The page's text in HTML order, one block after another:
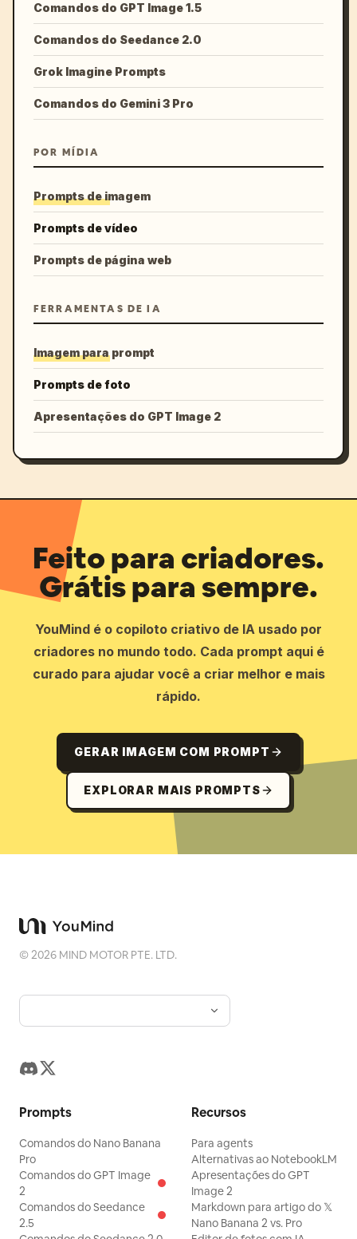
Comandos do GPT Image 1.5
Comandos do Seedance 2.0
Grok Imagine Prompts
Comandos do Gemini 3 Pro
POR MÍDIA
Prompts de imagem
Prompts de vídeo
Prompts de página web
FERRAMENTAS DE IA
Imagem para prompt
Prompts de foto
Apresentações do GPT Image 2
Feito para criadores.
Grátis para sempre.
YouMind é o copiloto criativo de IA usado por
criadores no mundo todo. Cada prompt aqui é
curado para ajudar você a criar melhor e mais
rápido.
GERAR IMAGEM COM PROMPT
EXPLORAR MAIS PROMPTS
©2026 MIND MOTOR PTE. LTD.
Prompts
Comandos do Nano Banana
Pro
Comandos do GPT Image
2
Comandos do Seedance
2.5
Recursos
Para agents
Alternativas ao NotebookLM
Apresentações do GPT
Image 2
Markdown para artigo do 𝕏
Nano Banana 2 vs. Pro